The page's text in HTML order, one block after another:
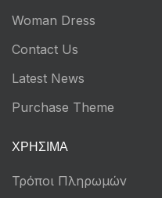
Woman Dress
Contact Us
Latest News
Purchase Theme
ΧΡΉΣΙΜΑ
Τρόποι Πληρωμών